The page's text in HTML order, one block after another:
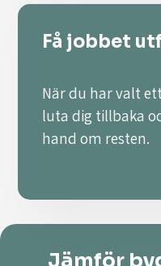
Få jobbet
När du har valt
luta dig tillbaka
hand om resten.
Jämför